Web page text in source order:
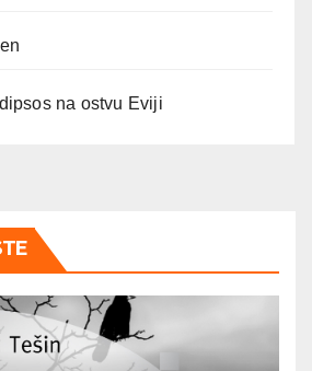
na ostvu Eviji